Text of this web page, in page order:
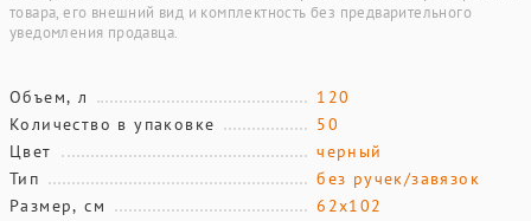
товара, его внешний вид и комплектность без предварительного
уведомления продавца.
Объем, л
120
Количество в упаковке
50
Цвет
черный
Тип
без ручек/завязок
Размер, см
62х102